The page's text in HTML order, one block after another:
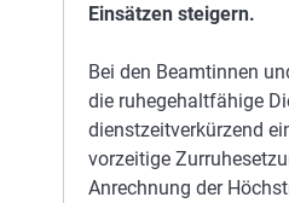
Einsätzen steigern.
Bei den Beamtinnen
die ruhegehaltfähige
dienstzeitverkürzend
vorzeitige
Anrechnung der